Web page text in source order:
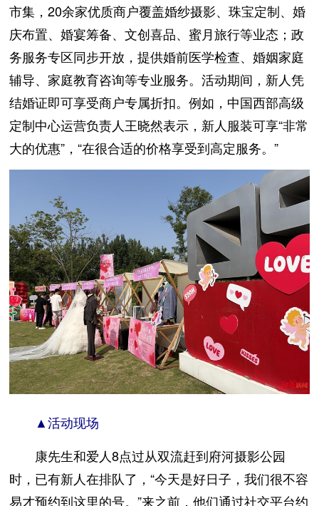
市集，20余家优质商户覆盖婚纱摄影、珠宝定制、婚
庆布置、婚宴筹备、文创喜品、蜜月旅行等业态；政
务服务专区同步开放，提供婚前医学检查、婚姻家庭
辅导、家庭教育咨询等专业服务。活动期间，新人凭
结婚证即可享受商户专属折扣。例如，中国西部高级
定制中心运营负责人王晓然表示，新人服装可享“非常
大的优惠”，“在很合适的价格享受到高定服务。”
▲活动现场
康先生和爱人8点过从双流赶到府河摄影公园
时，已有新人在排队了，“今天是好日子，我们很不容
易才预约到这里的号。”来之前，他们通过社交平台约